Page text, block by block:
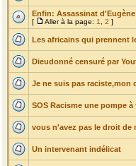
Enfin: Assassinat
[ Aller à la page: 1 2 ]
Les africains qui prennent
Dieudonné censuré par
Je ne suis pas raciste,mon
SOS Racisme une pompe à
vous n'avez pas le droit de
Un intervenant indélicat